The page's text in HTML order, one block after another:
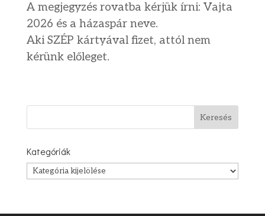
A megjegyzés rovatba kérjük írni: Vajta
2026 és a házaspár neve.
Aki SZÉP kártyával fizet, attól nem
kérünk előleget.
Kategóriák
Kategóriák